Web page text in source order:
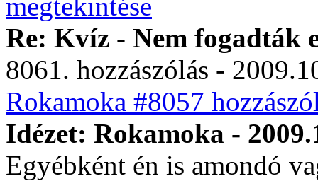
Re: Kvíz - Nem fogadták
8061. hozzászólás -
Rokamoka #8057
Idézet: Rokamoka -
Egyébként én is amondó